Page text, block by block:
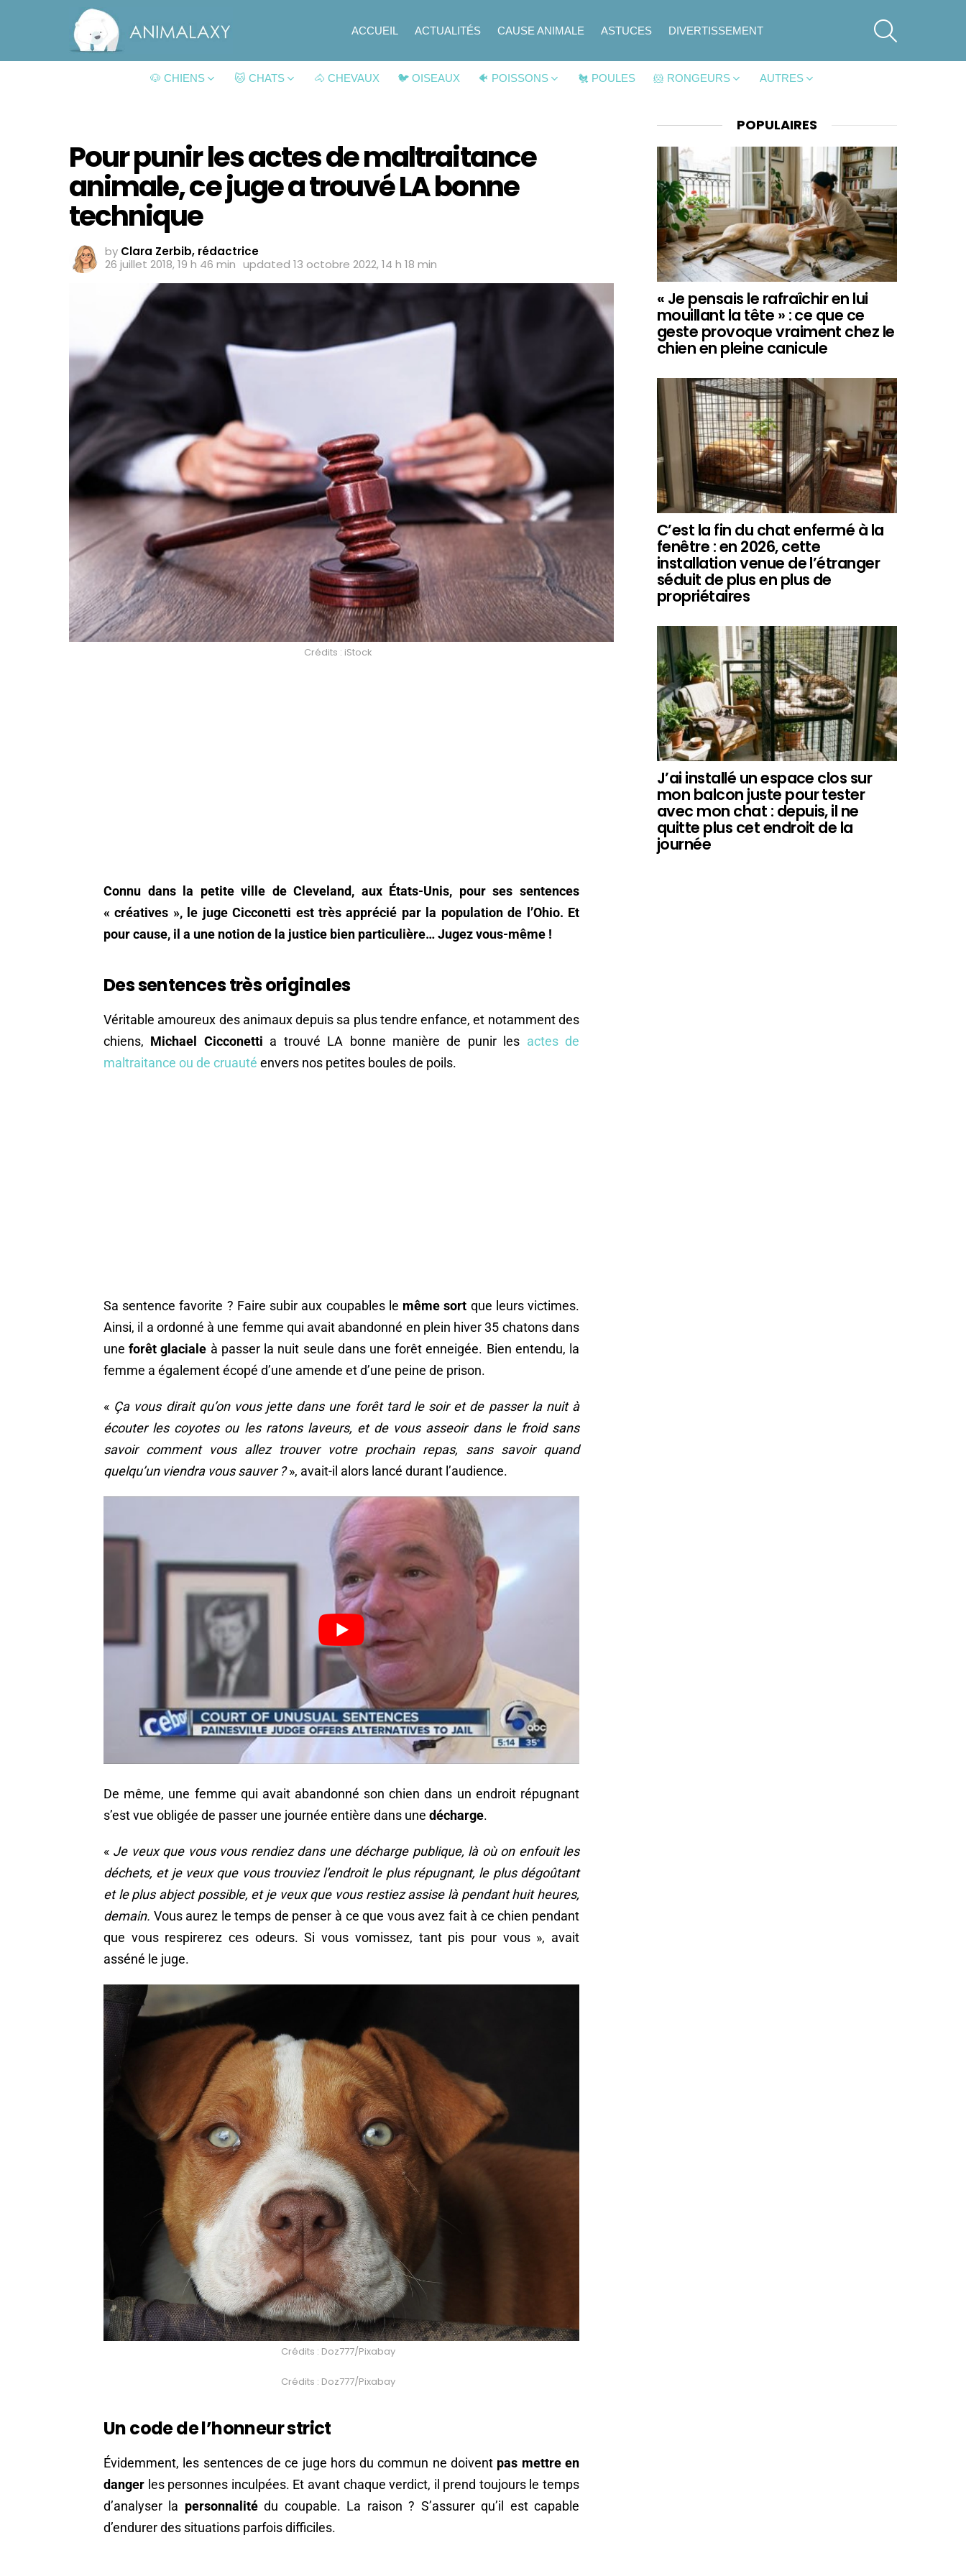
ACCUEIL ACTUALITÉS CAUSE ANIMALE ASTUCES DIVERTISSEMENT
🐶 CHIENS 🐱 CHATS 🐴 CHEVAUX 🐦 OISEAUX 🐠 POISSONS 🐔 POULES 🐹 RONGEURS AUTRES
Pour punir les actes de maltraitance
animale, ce juge a trouvé LA bonne
technique
by Clara Zerbib, rédactrice
26 juillet 2018, 19 h 46 min updated 13 octobre 2022, 14 h 18 min
Crédits : iStock
Connu dans la petite ville de Cleveland, aux États-Unis, pour ses sentences
« créatives », le juge Cicconetti est très apprécié par la population de l’Ohio. Et
pour cause, il a une notion de la justice bien particulière… Jugez vous-même !
Des sentences très originales
Véritable amoureux des animaux depuis sa plus tendre enfance, et notamment des
chiens, Michael Cicconetti a trouvé LA bonne manière de punir les actes de
maltraitance ou de cruauté envers nos petites boules de poils.
Sa sentence favorite ? Faire subir aux coupables le même sort que leurs victimes.
Ainsi, il a ordonné à une femme qui avait abandonné en plein hiver 35 chatons dans
uneforêt glaciale à passer la nuit seule dans une forêt enneigée. Bien entendu, la
femme a également écopé d’une amende et d’une peine de prison.
« Ça vous dirait qu’on vous jette dans une forêt tard le soir et de passer la nuit à
écouter les coyotes ou les ratons laveurs, et de vous asseoir dans le froid sans
savoir comment vous allez trouver votre prochain repas, sans savoir quand
quelqu’un viendra vous sauver ?», avait-il alors lancé durant l’audience.
De même, une femme qui avait abandonné son chien dans un endroit répugnant
s’est vue obligée de passer une journée entière dans une décharge.
« Je veux que vous vous rendiez dans une décharge publique, là où on enfouit les
déchets, et je veux que vous trouviez l’endroit le plus répugnant, le plus dégoûtant
et le plus abject possible, et je veux que vous restiez assise là pendant huit heures,
demain. Vous aurez le temps de penser à ce que vous avez fait à ce chien pendant
que vous respirerez ces odeurs. Si vous vomissez, tant pis pour vous », avait
asséné le juge.
Crédits : Doz777/Pixabay
Crédits : Doz777/Pixabay
Un code de l’honneur strict
Évidemment, les sentences de ce juge hors du commun ne doivent pas mettre en
danger les personnes inculpées. Et avant chaque verdict, il prend toujours le temps
d’analyser la personnalitédu coupable. La raison ? S’assurer qu’il est capable
d’endurer des situations parfois difficiles.
POPULAIRES
« Je pensais le rafraîchir en lui
mouillant la tête » : ce que ce
geste provoque vraiment chez le
chien en pleine canicule
C’est la fin du chat enfermé à la
fenêtre : en 2026, cette
installation venue de l’étranger
séduit de plus en plus de
propriétaires
J’ai installé un espace clos sur
mon balcon juste pour tester
avec mon chat : depuis, il ne
quitte plus cet endroit de la
journée